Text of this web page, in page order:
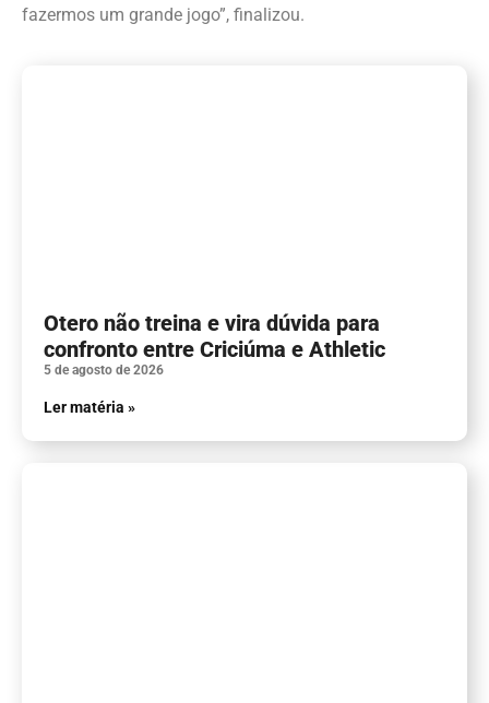
fazermos um grande jogo”, finalizou.
Otero não treina e vira dúvida para
confronto entre Criciúma e Athletic
5 de agosto de 2026
Ler matéria »